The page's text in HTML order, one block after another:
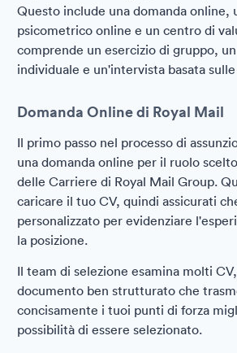
Questo include una domanda online,
psicometrico online e un centro di
comprende un esercizio di gruppo,
individuale e un'intervista basata
Domanda Online di Royal Mail
Il primo passo nel processo di
una domanda online per il ruolo
delle Carriere di Royal Mail Group.
caricare il tuo CV, quindi assicurati
personalizzato per evidenziare
la posizione.
Il team di selezione esamina molti
documento ben strutturato che
concisamente i tuoi punti di forza
possibilità di essere selezionato.